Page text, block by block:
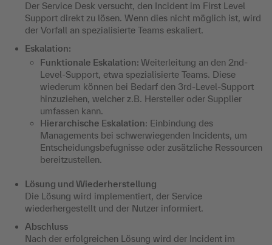
Der Service Desk versucht, den Incident im First Level
Support direkt zu lösen. Wenn dies nicht möglich ist, wird
der Vorfall an spezialisierte Teams eskaliert.
Eskalation:
Funktionale Eskalation: Weiterleitung an den 2nd-
Level-Support, etwa spezialisierte Teams. Diese
wiederum können bei Bedarf den 3rd-Level-Support
hinzuziehen, welcher z.B. Hersteller oder Supplier
umfassen kann.
Hierarchische Eskalation: Einbindung des
Managements bei schwerwiegenden Incidents, um
Entscheidungsbefugnisse oder zusätzliche Ressourcen
bereitzustellen.
Lösung und Wiederherstellung
Die Lösung wird implementiert, der Service
wiederhergestellt und der Nutzer informiert.
Abschluss
Nach der erfolgreichen Lösung wird der Incident im